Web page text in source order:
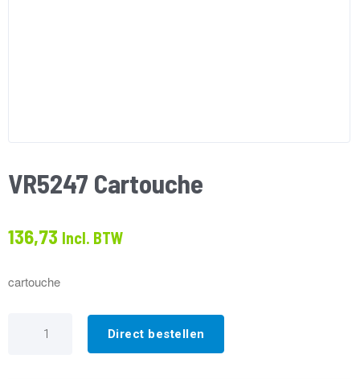
VR5247 Cartouche
136,73 Incl. BTW
cartouche
Cartouche
Direct bestellen